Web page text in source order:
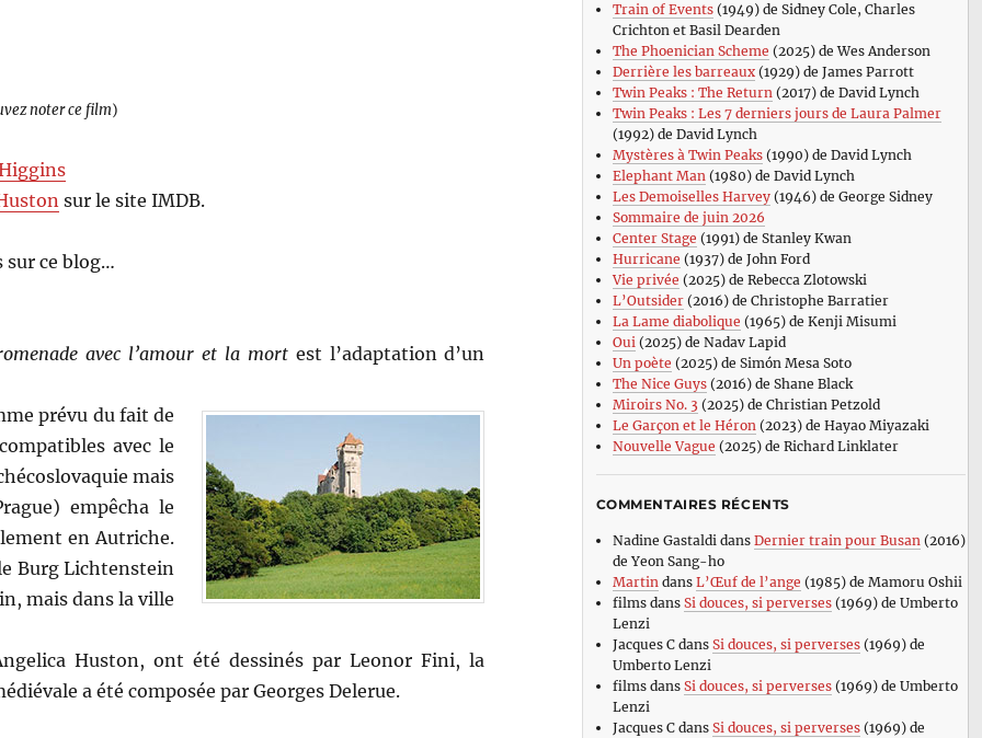
noter ce film)
sur le site IMDB.
sur ce blog…
avec l’amour et la mortest l’adaptation d’un
prévu du fait de
avec le
mais
empêcha le
en Autriche.
Burg Lichtenstein
mais dans la ville
Huston, ont été dessinés par Leonor Fini, la
a été composée par Georges Delerue.
Train of Events(1949) de Sidney Cole, Charles
Crichton et Basil Dearden
The Phoenician Scheme (2025) de Wes Anderson
Derrière les barreaux(1929) de James Parrott
Twin Peaks : The Return(2017) de David Lynch
Twin Peaks : Les 7 derniers jours de Laura Palmer
(1992) de David Lynch
Mystères à Twin Peaks(1990) de David Lynch
Elephant Man(1980) de David Lynch
Les Demoiselles Harvey(1946) de George Sidney
Sommaire de juin 2026
Center Stage (1991) de Stanley Kwan
Hurricane (1937) de John Ford
Vie privée (2025) de Rebecca Zlotowski
L’Outsider(2016) de Christophe Barratier
La Lame diabolique (1965) de Kenji Misumi
Oui(2025) de Nadav Lapid
Un poète (2025) de Simón Mesa Soto
The Nice Guys(2016) de Shane Black
Miroirs No. 3 (2025) de Christian Petzold
Le Garçon et le Héron(2023) de Hayao Miyazaki
Nouvelle Vague (2025) de Richard Linklater
COMMENTAIRES RÉCENTS
Nadine Gastaldi dans Dernier train pour Busan (2016)
de Yeon Sang-ho
Martin dans L’Œuf de l’ange (1985) de Mamoru Oshii
filmsdans Si douces, si perverses(1969) de Umberto
Lenzi
Jacques Cdans Si douces, si perverses(1969) de
Umberto Lenzi
filmsdans Si douces, si perverses(1969) de Umberto
Lenzi
Jacques Cdans Si douces, si perverses(1969) de